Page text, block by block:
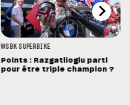
WSBK SUPERBIKE
Points : Razgatlioglu parti
pour être triple champion ?